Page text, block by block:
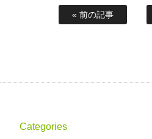
« 前の記事
Categories